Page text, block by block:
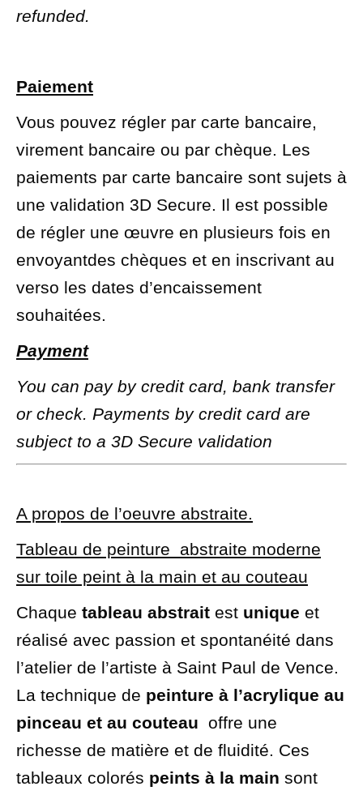
refunded.
Paiement
Vous pouvez régler par carte bancaire,
virement bancaire ou par chèque. Les
paiements par carte bancaire sont sujets à
une validation 3D Secure. Il est possible
de régler une œuvre en plusieurs fois en
envoyantdes chèques et en inscrivant au
verso les dates d’encaissement
souhaitées.
Payment
You can pay by credit card, bank transfer
or check. Payments by credit card are
subject to a 3D Secure validation
A propos de l’oeuvre abstraite.
Tableau de peinture abstraite moderne
sur toile peint à la main et au couteau
Chaque tableau abstrait est unique et
réalisé avec passion et spontanéité dans
l’atelier de l’artiste à Saint Paul de Vence.
La technique de peinture à l’acrylique au
pinceau et au couteau offre une
richesse de matière et de fluidité. Ces
tableaux colorés peints à la main sont